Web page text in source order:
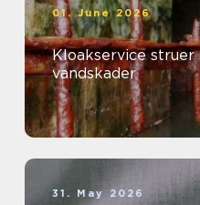
01. June 2026
Kloakservice struer sådan undgår du dyre
vandskader
31. May 2026